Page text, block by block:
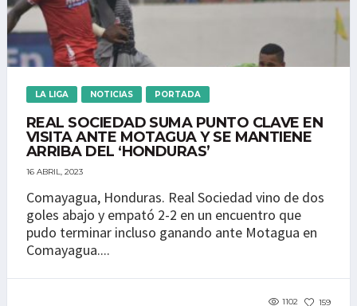
LA LIGA NOTICIAS PORTADA
REAL SOCIEDAD SUMA PUNTO CLAVE EN
VISITA ANTE MOTAGUA Y SE MANTIENE
ARRIBA DEL ‘HONDURAS’
16 ABRIL, 2023
Comayagua, Honduras. Real Sociedad vino de dos
goles abajo y empató 2-2 en un encuentro que
pudo terminar incluso ganando ante Motagua en
Comayagua....
1102 159